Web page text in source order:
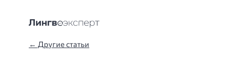
← Другие статьи